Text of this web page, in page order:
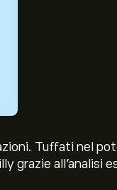
Tuffati nel
grazie all’analisi